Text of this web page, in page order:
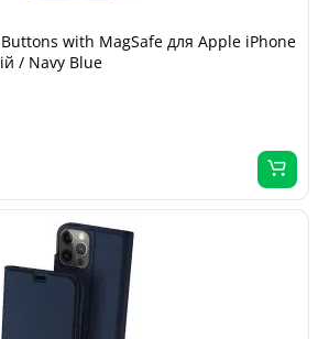
Buttons with MagSafe для Apple iPhone
/ Navy Blue